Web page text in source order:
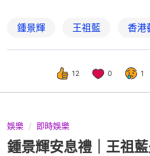
鍾景輝 王祖藍 香港
12 0 1
娛樂 即時娛樂
鍾景輝安息禮｜王祖